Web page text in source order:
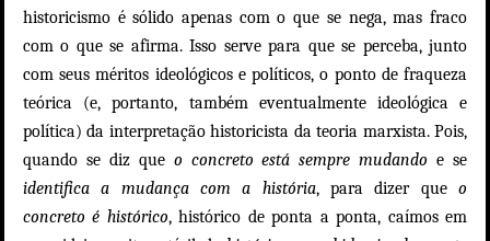
historicismo é sólido apenas com o que se nega, mas fraco
com o que se afirma. Isso serve para que se perceba, junto
com seus méritos ideológicos e políticos, o ponto de fraqueza
teórica (e, portanto, também eventualmente ideológica e
política) da interpretação historicista da teoria marxista. Pois,
quando se diz que o concreto está sempre mudandoe se
identifica a mudança com a história, para dizer queo
concreto é histórico, histórico de ponta a ponta, caímos em